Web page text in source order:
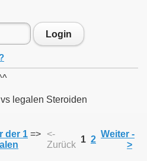
Login
legalen Steroiden
der 1 =>
<-
Zurück
1 2
Weiter -
>